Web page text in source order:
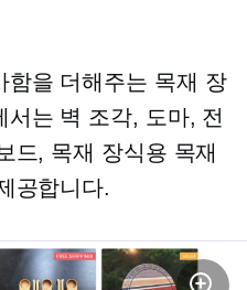
함을 더해주는 목재 장
는 벽 조각, 도마, 전
드, 목재 장식용 목재
공합니다.